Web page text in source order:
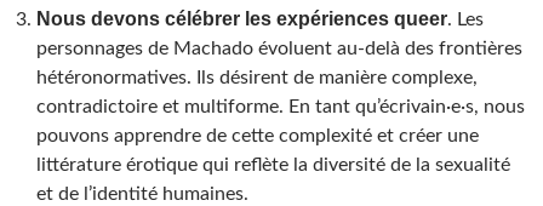
Nous devons célébrer les expériences queer. Les
personnages de Machado évoluent au-delà des frontières
hétéronormatives. Ils désirent de manière complexe,
contradictoire et multiforme. En tant qu’écrivain·e·s, nous
pouvons apprendre de cette complexité et créer une
littérature érotique qui reflète la diversité de la sexualité
et de l’identité humaines.